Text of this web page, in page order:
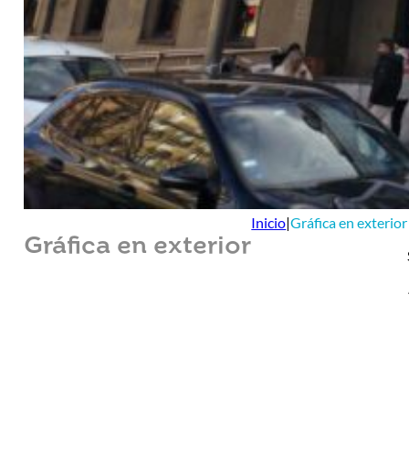
Gráfica en exterior
Inicio|Gráfica en exterior